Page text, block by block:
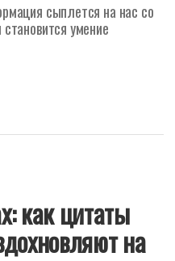
сыплется на нас со
умение
как цитаты
на